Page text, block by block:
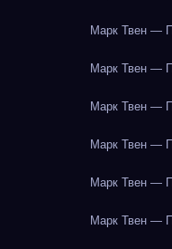
Марк Твен —
Марк Твен —
Марк Твен —
Марк Твен —
Марк Твен —
Марк Твен —